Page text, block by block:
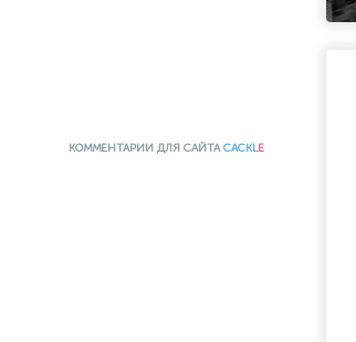
КОММЕНТАРИИ ДЛЯ САЙТАCACKLE